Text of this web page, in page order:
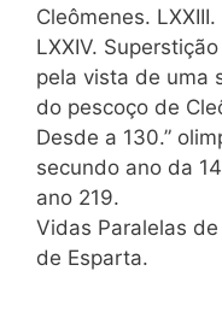
Cleômenes.
LXXIV.
pela vista de uma
do pescoço de
Desde a 130.”
secundo ano da
ano 219.
Vidas Paralelas
de Esparta.